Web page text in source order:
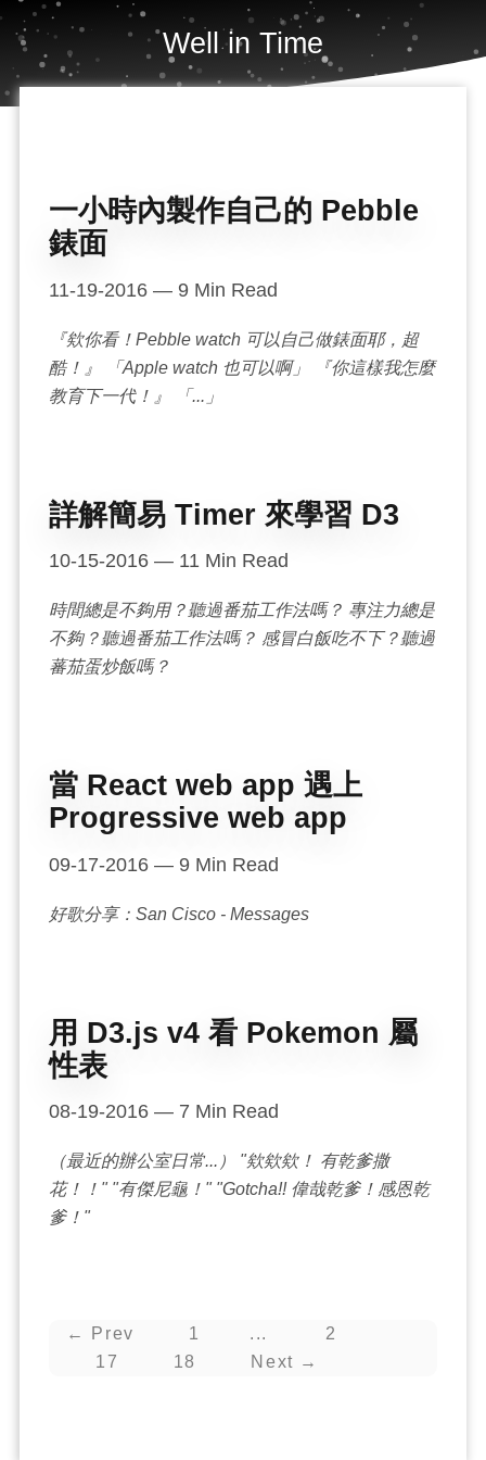
Well in Time
一小時內製作自己的 Pebble
錶面
11-19-2016 — 9 Min Read
『欸你看！Pebble watch 可以自己做錶面耶，超
酷！』 「Apple watch 也可以啊」 『你這樣我怎麼
教育下一代！』 「...」
詳解簡易 Timer 來學習 D3
10-15-2016 — 11 Min Read
時間總是不夠用？聽過番茄工作法嗎？ 專注力總是
不夠？聽過番茄工作法嗎？ 感冒白飯吃不下？聽過
蕃茄蛋炒飯嗎？
當 React web app 遇上
Progressive web app
09-17-2016 — 9 Min Read
好歌分享：San Cisco - Messages
用 D3.js v4 看 Pokemon 屬
性表
08-19-2016 — 7 Min Read
（最近的辦公室日常...） "欸欸欸！ 有乾爹撒
花！！" "有傑尼龜！" "Gotcha!! 偉哉乾爹！感恩乾
爹！"
← Prev 1
2
17
18 Next →